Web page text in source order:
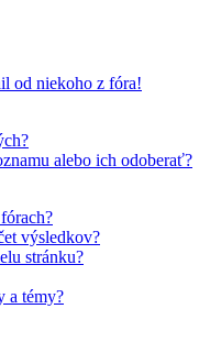
od niekoho z fóra!
alebo ich odoberať?
výsledkov?
stránku?
a témy?